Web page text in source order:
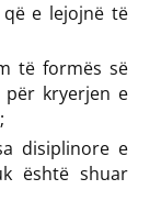
e lejojnë të
të formës së
kryerjen e
disiplinore e
është shuar